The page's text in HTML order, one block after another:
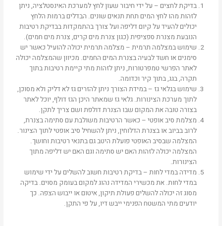
בדיקת לחצים – על ידי חיבור שעון לחץ למערכת האינסטלציה, ניתן
לזהות מהו לחץ המים תחת תנאים שונים. הבדלים ברמות הלחץ
יכולים להעיד על קיום דליפה ועל צורך בהתמקדות בבדיקת רטיבות
הנובעת מצנרת ספציפית (כגון צנרת מים קרים, צנרת מים חמים).
שימוש במצלמה תרמית – מצלמה תרמית יכולה להועיל כאשר יש
סימנים או חשד לבעיה בצנרת המים החמים. מכיוון שהמצלמה יכולה
לאתר הפרשי טמפרטורות, ניתן לזהות מתי קיימת רטיבות בתוך
תקרה, בגג, בתוך קיר וכדומה.
שימוש בגלאי גז – במידת הצורך ניתן להזרים גז לא דליק ולא מסוכן,
לתוך מערכת הצינורות. גלאי גז שמאתר היכן הגז דולף, יוכל לאתר
בצורה טובה את המקום שבו הצנרת דולפת ושם צריך לתקן.
מצלמת סיב אופטי – כאשר הרטיבות משולבת עם סתימה בצנרת,
לרוב בביוב או בצנרת הדלוחין, ניתן להשחיל סיב אופטי לתוך הצינור.
המצלמה שבסיב האופטי פועלת היטב גם בתנאי רטיבות וחושך.
המצלמה יכולה לזהות האם יש סתימה וגם האם יש דליפה מתוך
הצינורות.
מדידה במדי לחות – בדיקת רטיבות חשוב להשלים על ידי שימוש
במדי לחות. את מכשירי המדידה נהוג למקום בעומק מסוים. בדיקה
מסוג זה יכולה להשלים פעולת תיקון, איטום או ייבוש הצפה. כך
יודעים מתי המשטח הפנימי ייבש דיו, על פי התקן.